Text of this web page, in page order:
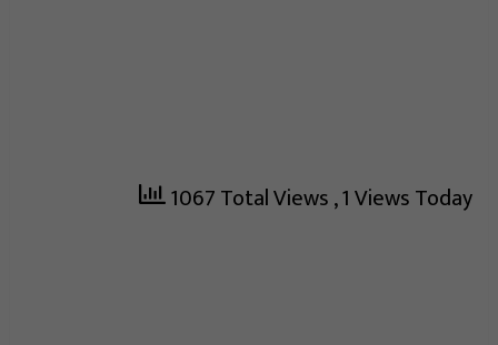
1067 Total Views, 1 Views Today